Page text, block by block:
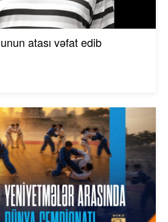
atası vəfat edib